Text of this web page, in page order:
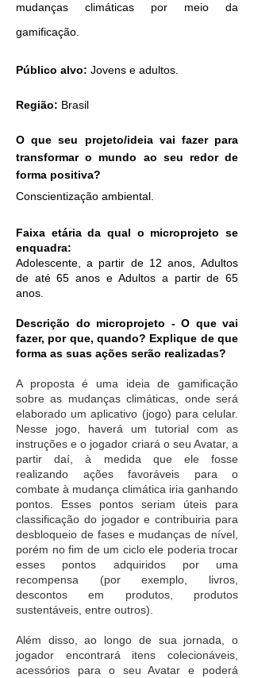
mudanças climáticas por meio da
gamificação.
Público alvo: Jovens e adultos.
Região: Brasil
O que seu projeto/ideia vai fazer para
transformar o mundo ao seu redor de
forma positiva?
Conscientização ambiental.
Faixa etária da qual o microprojeto se
enquadra:
Adolescente, a partir de 12 anos, Adultos
de até 65 anos eAdultos a partir de 65
anos.
Descrição do microprojeto - O que vai
fazer, por que, quando? Explique de que
forma as suas ações serão realizadas?
A proposta é uma ideia de gamificação
sobre as mudanças climáticas, onde será
elaborado um aplicativo (jogo) para celular.
Nesse jogo, haverá um tutorial com as
instruções e o jogador criará o seu Avatar, a
partir daí, à medida que ele fosse
realizando ações favoráveis para o
combate à mudança climática iria ganhando
pontos. Esses pontos seriam úteis para
classificação do jogador e contribuiria para
desbloqueio de fases e mudanças de nível,
porém no fim de um ciclo ele poderia trocar
esses pontos adquiridos por uma
recompensa (por exemplo, livros,
descontos em produtos, produtos
sustentáveis, entre outros).
Além disso, ao longo de sua jornada, o
jogador encontrará itens colecionáveis,
acessórios para o seu Avatar e poderá